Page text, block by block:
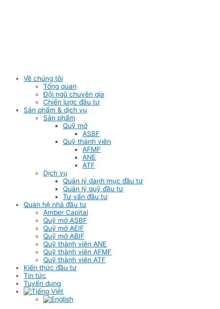
Về chúng tôi
Tổng quan
Đội ngũ chuyên gia
Chiến lược đầu tư
Sản phẩm & dịch vụ
Sản phẩm
Quỹ mở
ASBF
Quỹ thành viên
AFMF
ANE
ATF
Dịch vụ
Quản lý danh mục đầu tư
Quản lý quỹ đầu tư
Tư vấn đầu tư
Quan hệ nhà đầu tư
Amber Capital
Quỹ mở ASBF
Quỹ mở AEIF
Quỹ mở ABIF
Quỹ thành viên ANE
Quỹ thành viên AFMF
Quỹ thành viên ATF
Kiến thức đầu tư
Tin tức
Tuyển dụng